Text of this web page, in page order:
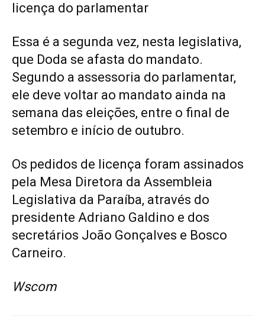
licença do parlamentar
Essa é a segunda vez, nesta legislativa,
que Doda se afasta do mandato.
Segundo a assessoria do parlamentar,
ele deve voltar ao mandato ainda na
semana das eleições, entre o final de
setembro e início de outubro.
Os pedidos de licença foram assinados
pela Mesa Diretora da Assembleia
Legislativa da Paraíba, através do
presidente Adriano Galdino e dos
secretários João Gonçalves e Bosco
Carneiro.
Wscom